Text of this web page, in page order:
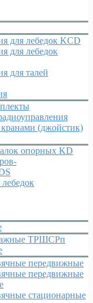
для лебедок KCD
для лебедок
для талей
(джойстик)
опорных KD
ТРШСРп
передвижные
передвижные
стационарные